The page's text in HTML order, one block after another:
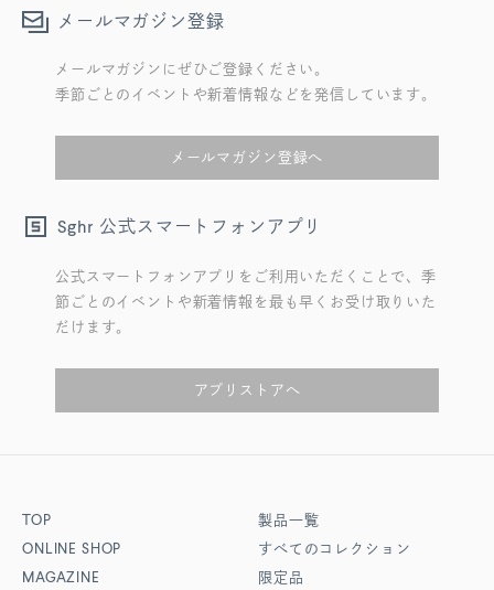
メールマガジン登録
メールマガジンにぜひご登録ください。
季節ごとのイベントや新着情報などを発信しています。
メールマガジン登録へ
Sghr 公式スマートフォンアプリ
公式スマートフォンアプリをご利用いただくことで、季
節ごとのイベントや新着情報を最も早くお受け取りいた
だけます。
アプリストアへ
TOP
ONLINE SHOP
MAGAZINE
製品一覧
すべてのコレクション
限定品